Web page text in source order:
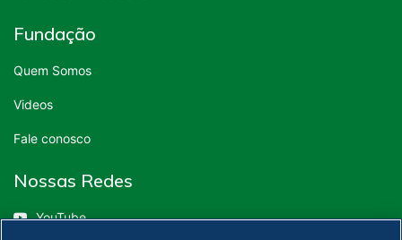
Fundação
Quem Somos
Videos
Fale conosco
Nossas Redes
YouTube